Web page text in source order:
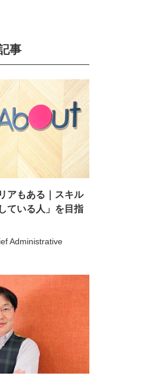
事
アもある｜スキル
ている人」を目指
Administrative